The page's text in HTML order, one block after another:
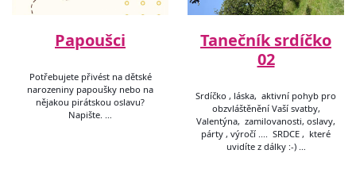
Papoušci
Potřebujete přivést na dětské
narozeniny papoušky nebo na
nějakou pirátskou oslavu?
Napište. …
Tanečník srdíčko
02
Srdíčko , láska, aktivní pohyb pro
obzvláštěnění Vaší svatby,
Valentýna, zamilovanosti, oslavy,
párty , výročí .... SRDCE , které
uvidíte z dálky :-) …